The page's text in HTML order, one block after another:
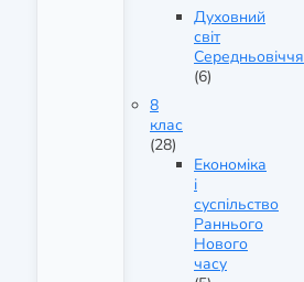
Духовний
світ
Середньовіччя
(6)
8
клас
(28)
Економіка
і
суспільство
Раннього
Нового
часу